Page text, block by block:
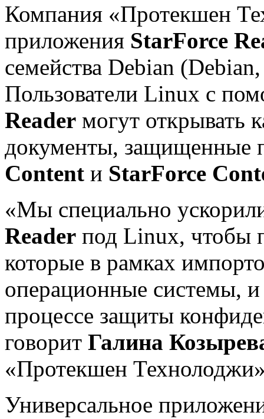
Компания «Протекшен
приложения StarForce
семейства Debian
Пользователи Linux с
Reader могут открывать
документы, защищенные
Content и StarForce
«Мы специально
Reader под Linux, чтобы
которые в рамках
операционные системы,
процессе защиты
говорит Галина
«Протекшен
Универсальное